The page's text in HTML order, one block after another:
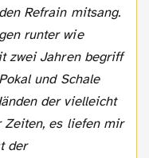
Refrain mitsang.
runter wie
zwei Jahren begriff
und Schale
der vielleicht
Zeiten, es liefen mir
der